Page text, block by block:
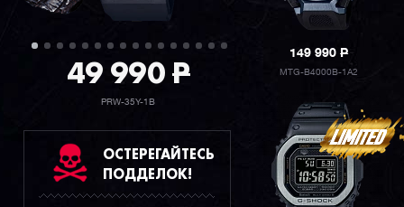
49 990P
PRW-35Y-1B
ОСТЕРЕГАЙТЕСЬ
ПОДДЕЛОК!
149 990P
MTG-B4000B-1A2